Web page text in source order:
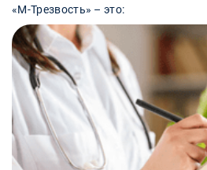
«М-Трезвость» – это: